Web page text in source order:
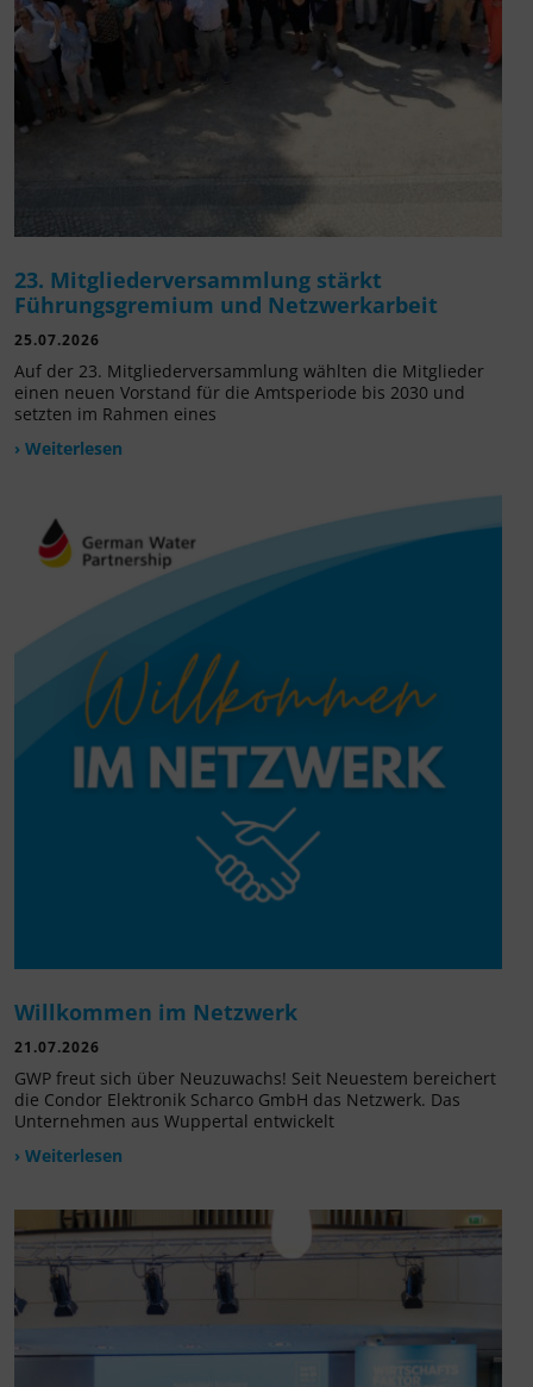
23. Mitgliederversammlung stärkt
Führungsgremium und Netzwerkarbeit
25.07.2026
Auf der 23. Mitgliederversammlung wählten die Mitglieder
einen neuen Vorstand für die Amtsperiode bis 2030 und
setzten im Rahmen eines
› Weiterlesen
Willkommen im Netzwerk
21.07.2026
GWP freut sich über Neuzuwachs! Seit Neuestem bereichert
die Condor Elektronik Scharco GmbH das Netzwerk. Das
Unternehmen aus Wuppertal entwickelt
› Weiterlesen